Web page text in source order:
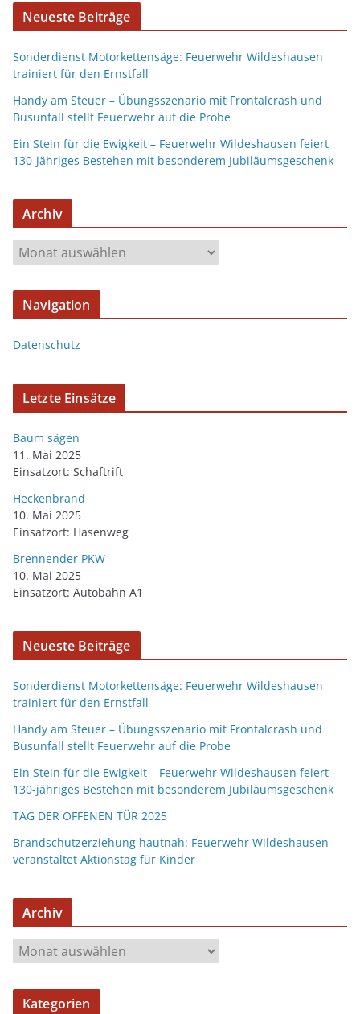
Neueste Beiträge
Sonderdienst Motorkettensäge: Feuerwehr Wildeshausen
trainiert für den Ernstfall
Handy am Steuer – Übungsszenario mit Frontalcrash und
Busunfall stellt Feuerwehr auf die Probe
Ein Stein für die Ewigkeit – Feuerwehr Wildeshausen feiert
130-jähriges Bestehen mit besonderem Jubiläumsgeschenk
Archiv
Navigation
Datenschutz
Letzte Einsätze
Baum sägen
11. Mai 2025
Einsatzort: Schaftrift
Heckenbrand
10. Mai 2025
Einsatzort: Hasenweg
Brennender PKW
10. Mai 2025
Einsatzort: Autobahn A1
Neueste Beiträge
Sonderdienst Motorkettensäge: Feuerwehr Wildeshausen
trainiert für den Ernstfall
Handy am Steuer – Übungsszenario mit Frontalcrash und
Busunfall stellt Feuerwehr auf die Probe
Ein Stein für die Ewigkeit – Feuerwehr Wildeshausen feiert
130-jähriges Bestehen mit besonderem Jubiläumsgeschenk
TAG DER OFFENEN TÜR 2025
Brandschutzerziehung hautnah: Feuerwehr Wildeshausen
veranstaltet Aktionstag für Kinder
Archiv
Kategorien